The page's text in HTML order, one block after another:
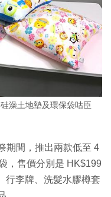
澡土地墊及環保袋咕臣
期間，推出兩款低至 4
，售價分別是 HK$199
行李牌、洗髮水膠樽套